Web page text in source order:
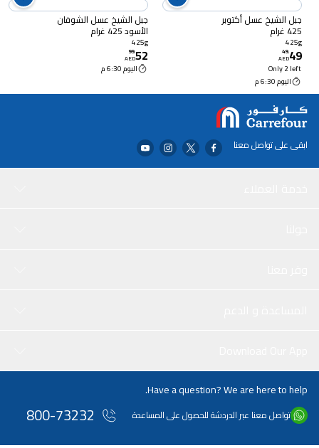
جبل الشيخ عسل أكتوبر
425 غرام
425g
49
.
49
AED
Only 2 left
اليوم 6:30 م
جبل الشيخ عسل الشوفان
الأسود 425 غرام
425g
52
.
99
AED
اليوم 6:30 م
ابقى على تواصل معنا
Have a question? We are here to help.
تواصل معنا عبر الدردشة للحصول على المساعدة 800-73232